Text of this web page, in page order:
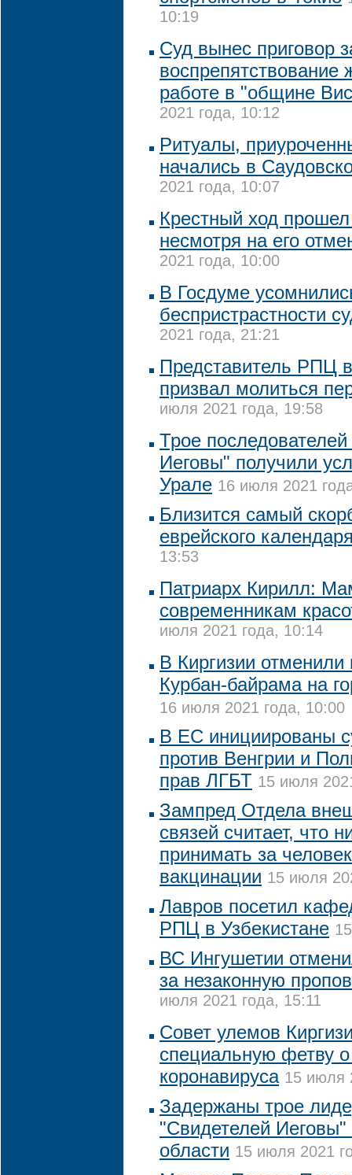
10:19
Суд вынес приговор
воспрепятствование
работе в "общине
2021 года, 10:12
Ритуалы,
начались в
2021 года, 10:07
Крестный ход
несмотря на его
2021 года, 10:00
В Госдуме
беспристрастности
2021 года, 21:21
Представитель РПЦ
призвал молиться
июля 2021 года, 19:58
Трое
Иеговы" получили
Урале 16 июля 2021
Близится самый
еврейского
13:53
Патриарх Кирилл:
современникам
июля 2021 года, 10:14
В Киргизии
Курбан-байрама на
16 июля 2021 года, 10:00
В ЕС инициированы
против Венгрии и
прав ЛГБТ 15 июля
Зампред Отдела
связей считает, что
принимать за
вакцинации 15 июля
Лавров посетил
РПЦ в Узбекистане
ВС Ингушетии
за незаконную
июля 2021 года, 15:11
Совет улемов
специальную фетву
коронавируса 15 июля
Задержаны трое
"Свидетелей Иеговы"
области 15 июля 2021